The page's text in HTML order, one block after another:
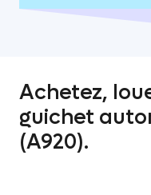
Achetez,
guichet
(A920).